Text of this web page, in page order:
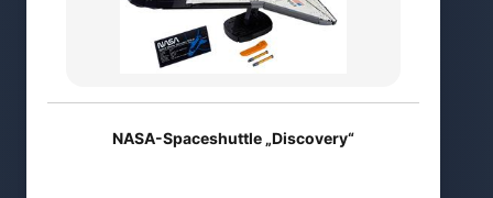
NASA-Spaceshuttle „Discovery“